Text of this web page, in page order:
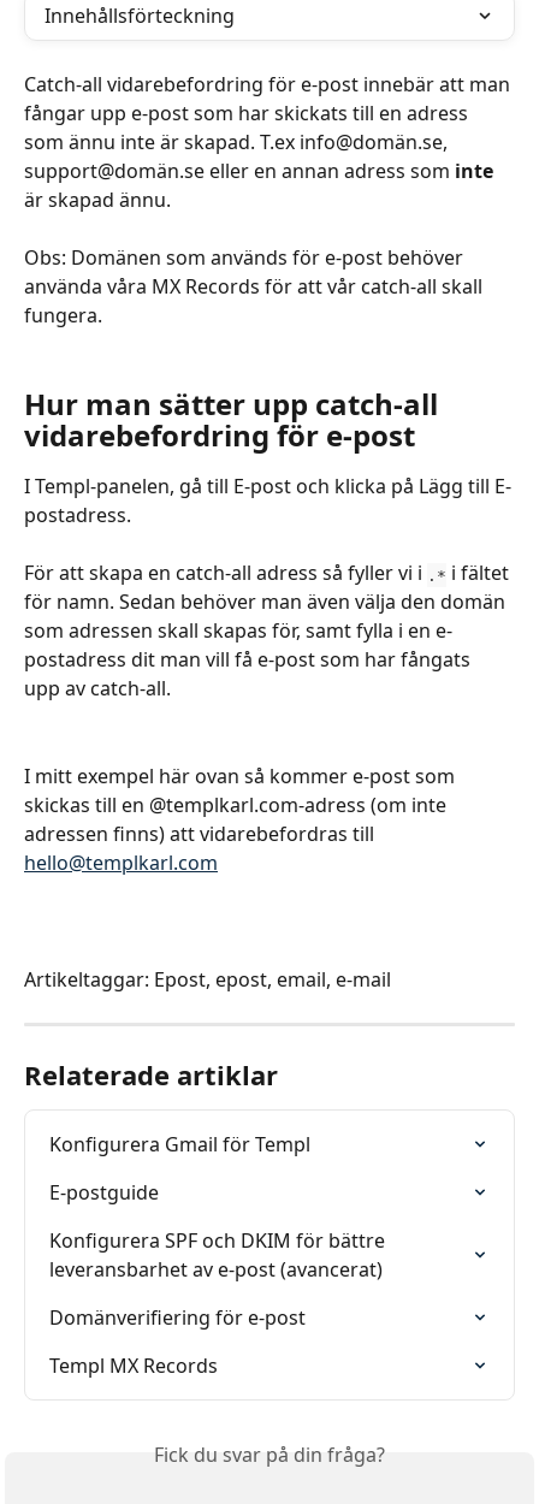
Innehållsförteckning
Catch-all vidarebefordring för e-post innebär att man
fångar upp e-post som har skickats till en adress
som ännu inte är skapad. T.ex info@domän.se,
support@domän.se eller en annan adress som inte
är skapad ännu.
Obs: Domänen som används för e-post behöver
använda våra MX Records för att vår catch-all skall
fungera.
Hur man sätter upp catch-all
vidarebefordring för e-post
I Templ-panelen, gå till E-post och klicka på Lägg till E-
postadress.
För att skapa en catch-all adress så fyller vi i .* i fältet
för namn. Sedan behöver man även välja den domän
som adressen skall skapas för, samt fylla i en e-
postadress dit man vill få e-post som har fångats
upp av catch-all.
I mitt exempel här ovan så kommer e-post som
skickas till en @templkarl.com-adress (om inte
adressen finns) att vidarebefordras till
hello@templkarl.com
Artikeltaggar: Epost, epost, email, e-mail
Relaterade artiklar
Konfigurera Gmail för Templ
E-postguide
Konfigurera SPF och DKIM för bättre
leveransbarhet av e-post (avancerat)
Domänverifiering för e-post
Templ MX Records
Fick du svar på din fråga?